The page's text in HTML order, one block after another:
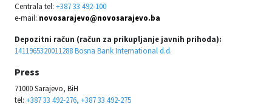
Centrala tel: +387 33 492-100
e-mail: novosarajevo@novosarajevo.ba
Depozitni račun (račun za prikupljanje javnih prihoda):
1411965320011288 Bosna Bank International d.d.
Press
71000 Sarajevo, BiH
tel: +387 33 492-276, +387 33 492-275